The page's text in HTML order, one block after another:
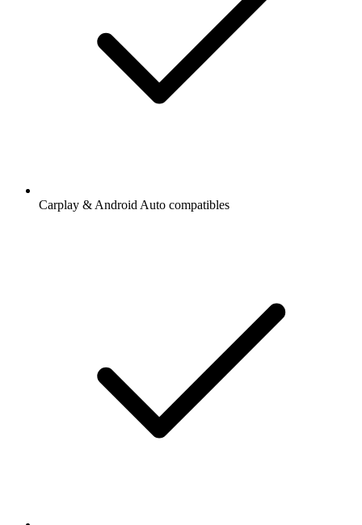
Carplay & Android Auto compatibles